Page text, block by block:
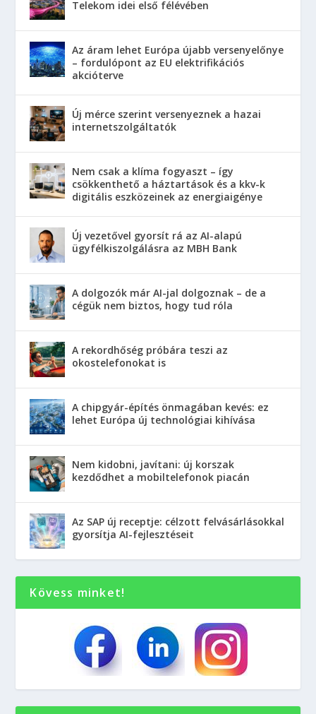
Telekom idei első félévében
Az áram lehet Európa újabb versenyelőnye
– fordulópont az EU elektrifikációs
akcióterve
Új mérce szerint versenyeznek a hazai
internetszolgáltatók
Nem csak a klíma fogyaszt – így
csökkenthető a háztartások és a kkv-k
digitális eszközeinek az energiaigénye
Új vezetővel gyorsít rá az AI-alapú
ügyfélkiszolgálásra az MBH Bank
A dolgozók már AI-jal dolgoznak – de a
cégük nem biztos, hogy tud róla
A rekordhőség próbára teszi az
okostelefonokat is
A chipgyár-építés önmagában kevés: ez
lehet Európa új technológiai kihívása
Nem kidobni, javítani: új korszak
kezdődhet a mobiltelefonok piacán
Az SAP új receptje: célzott felvásárlásokkal
gyorsítja AI-fejlesztéseit
Kövess minket!